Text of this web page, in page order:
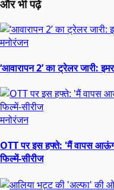
और भी पढ़ें
मनोरंजन
‘आवारापन 2’ का ट्रेलर जारी:
मनोरंजन
OTT पर इस हफ्ते: 'मैं वापस
फिल्में-सीरीज